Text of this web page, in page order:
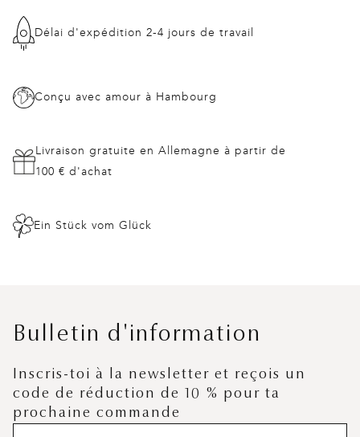
Délai d'expédition 2-4 jours de travail
Conçu avec amour à Hambourg
Livraison gratuite en Allemagne à partir de
100 € d'achat
Ein Stück vom Glück
Bulletin d'information
Inscris-toi à la newsletter et reçois un
code de réduction de 10 % pour ta
prochaine commande